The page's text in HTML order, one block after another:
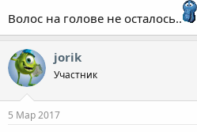
Волос на голове не осталось..
jorik
Участник
5 Мар 2017